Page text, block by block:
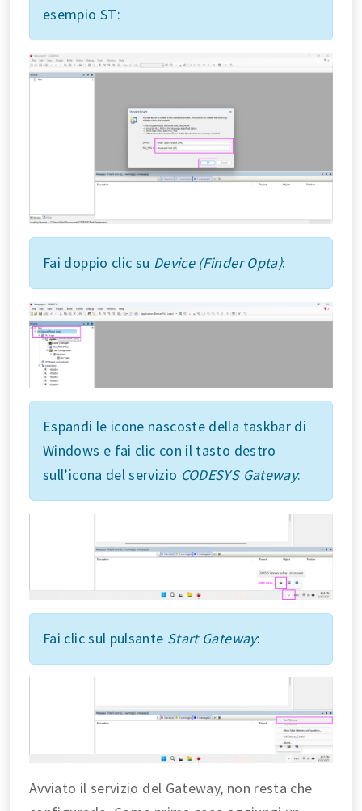
esempio ST:
Fai doppio clic su Device (Finder Opta):
Espandi le icone nascoste della taskbar di
Windows e fai clic con il tasto destro
sull’icona del servizio CODESYS Gateway:
Fai clic sul pulsante Start Gateway:
Avviato il servizio del Gateway, non resta che